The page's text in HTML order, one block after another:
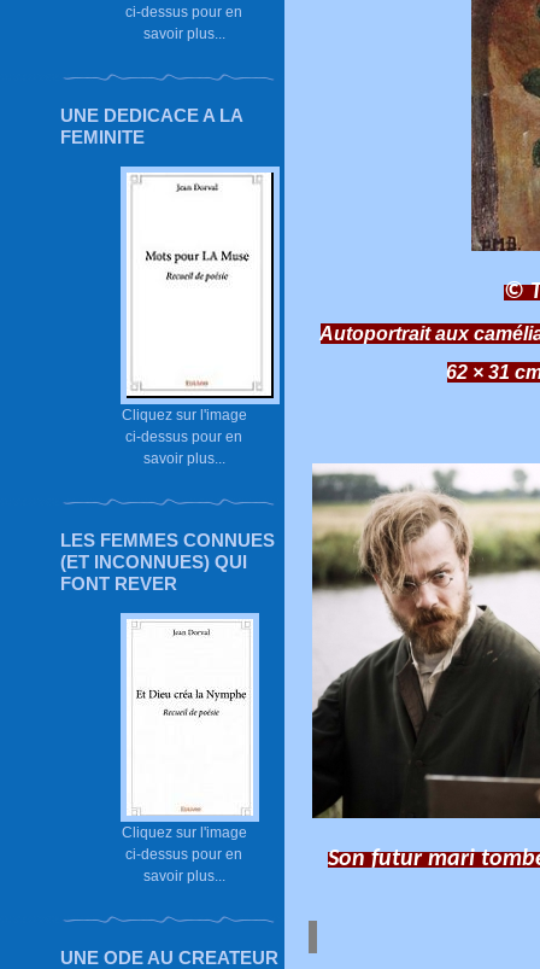
ci-dessus pour en
savoir plus...
UNE DEDICACE A LA
FEMINITE
Cliquez sur l'image
ci-dessus pour en
savoir plus...
LES FEMMES CONNUES
(ET INCONNUES) QUI
FONT REVER
Cliquez sur l'image
ci-dessus pour en
savoir plus...
UNE ODE AU CREATEUR
©
Autoportrait aux
62 × 31
Son futur mari